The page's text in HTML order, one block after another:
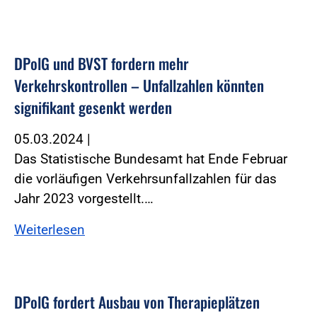
DPolG und BVST fordern mehr
Verkehrskontrollen – Unfallzahlen könnten
signifikant gesenkt werden
05.03.2024 |
Das Statistische Bundesamt hat Ende Februar
die vorläufigen Verkehrsunfallzahlen für das
Jahr 2023 vorgestellt.…
Weiterlesen
DPolG fordert Ausbau von Therapieplätzen